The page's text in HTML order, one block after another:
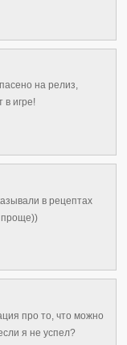
на релиз,
в игре!
в рецептах
проще))
про то, что можно
я не успел?